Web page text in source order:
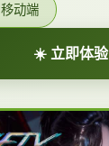
移动端
☀️ 立即体验